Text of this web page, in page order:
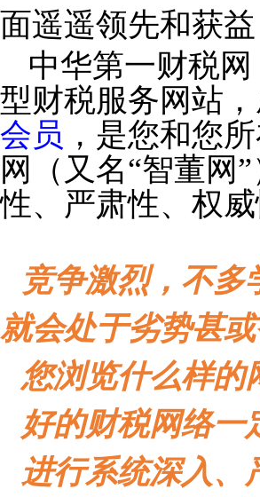
面遥遥领先和
中华第一财税
型财税服务网站
会员 ，是您和您
网（又名“智董网
性、严肃性、权
竞争激烈，不多
就会处于劣势甚
您浏览什么样的
好的财税网络一
进行系统深入、